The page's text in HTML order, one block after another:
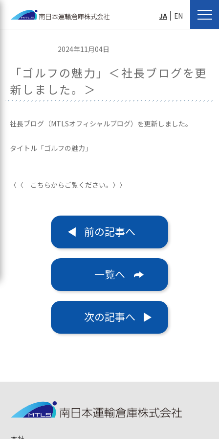
JA EN
2024年11月04日
「ゴルフの魅力」＜社長ブログを更
新しました。＞
社長ブログ（MTLSオフィシャルブログ）を更新しました。
タイトル「ゴルフの魅力」
〈〈 こちらからご覧ください。〉〉
前の記事へ
一覧へ
次の記事へ